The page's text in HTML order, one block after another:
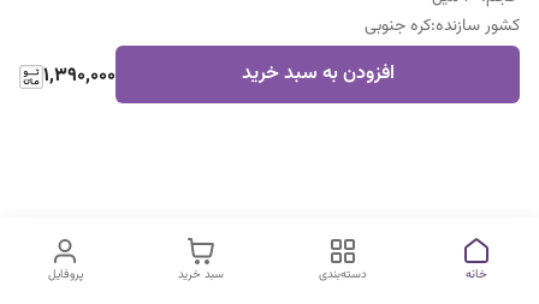
کشور سازنده:کره جنوبی
1,390,000 افزودن به سبد خرید
پروفایل سبد خرید دسته‌بندی خانه